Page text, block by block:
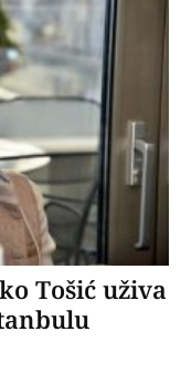
Tošić uživa